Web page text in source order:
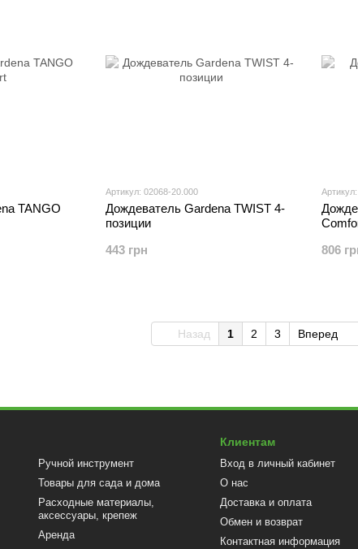
TANGO
Артикул: 02068-20.000
Дождеватель Gardena TWIST 4-
позиции
443 грн
806
Назад 1 2 3 Вперед
Ручной инструмент
Товары для сада и дома
Расходные материалы,
аксессуары, крепеж
Аренда
Клиентам
Вход в личный кабинет
О нас
Доставка и оплата
Обмен и возврат
Контактная информация